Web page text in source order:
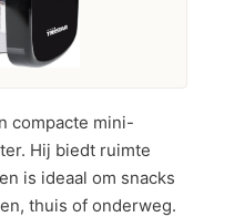
compacte mini-
Hij biedt ruimte
is ideaal om snacks
thuis of onderweg.